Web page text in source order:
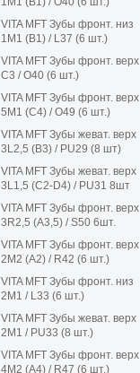
VITA MFT Зубы фронт. низ
1M1 (B1) / L37 (6 шт.)
VITA MFT Зубы фронт. верх
C3 / O40 (6 шт.)
VITA MFT Зубы фронт. верх
5M1 (C4) / O49 (6 шт.)
VITA MFT Зубы жеват. верх
3L2,5 (B3) / PU29 (8 шт)
VITA MFT Зубы жеват. верх
3L1,5 (C2-D4) / PU31 8шт
VITA MFT Зубы фронт. верх
3R2,5 (A3,5) / S50 6шт.
VITA MFT Зубы фронт. верх
2M2 (A2) / R42 (6 шт.)
VITA MFT Зубы фронт. низ
2M1 / L33 (6 шт.)
VITA MFT Зубы жеват. верх
2M1 / PU33 (8 шт.)
VITA MFT Зубы фронт. верх
4M2 (A4) / R47 (6 шт.)